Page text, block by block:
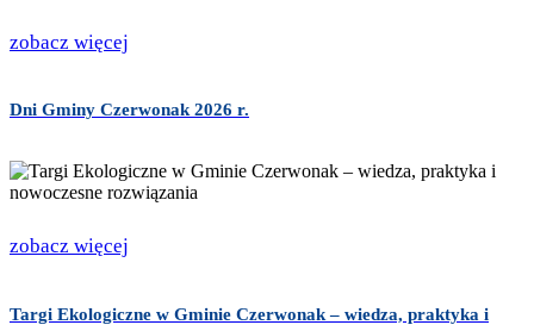
zobacz więcej
Dni Gminy Czerwonak 2026 r.
zobacz więcej
Targi Ekologiczne w Gminie Czerwonak – wiedza, praktyka i